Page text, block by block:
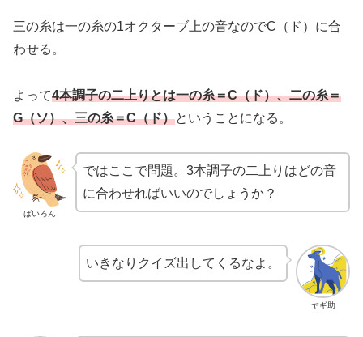
三の糸は一の糸の1オクターブ上の音なのでC（ド）に合
わせる。
よって4本調子の二上りとは一の糸＝C（ド）、二の糸＝
G（ソ）、三の糸＝C（ド）ということになる。
ばいろん
ではここで問題。3本調子の二上りはどの音
に合わせればいいのでしょうか？
ヤギ助
いきなりクイズ出してくるなよ。